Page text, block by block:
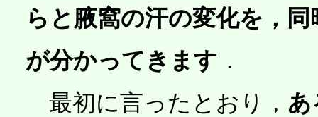
らと腋窩の汗の変化を，
が分かってきます ．
最初に言ったとおり， あ